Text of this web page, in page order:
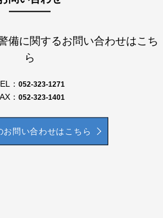
備に関するお問い合わせはこち
ら
： 052-323-1271
： 052-323-1401
お問い合わせはこちら